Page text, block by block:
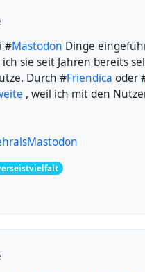
#Mastodon Dinge
sie seit Jahren bereits
Durch #Friendica oder
, weil ich mit den